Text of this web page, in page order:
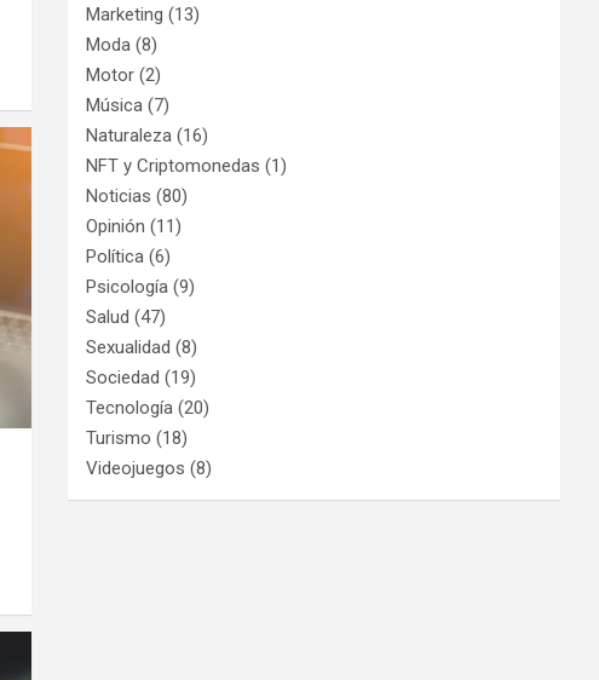
Marketing (13)
Moda (8)
Motor (2)
Música (7)
Naturaleza (16)
NFT y Criptomonedas (1)
Noticias (80)
Opinión (11)
Política (6)
Psicología (9)
Salud (47)
Sexualidad (8)
Sociedad (19)
Tecnología (20)
Turismo (18)
Videojuegos (8)